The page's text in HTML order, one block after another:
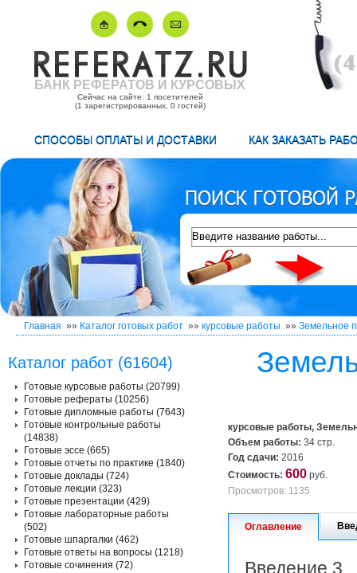
БАНК РЕФЕРАТОВ И КУРСОВЫХ
Сейчас на сайте: 1 посетителей
(1 зарегистрированных, 0 гостей)
СПОСОБЫ ОПЛАТЫ И ДОСТАВКИ КАК ЗАКАЗАТЬ
Главная »» Каталог готовых работ »» курсовые работы »» Земельное
курсовые работы,
Объем работы: 34 стр.
Год сдачи: 2016
Стоимость: 600 руб.
Просмотров: 1135
Оглавление
Введение 3
Каталог работ (61604)
Готовые курсовые работы (20799)
Готовые рефераты (10256)
Готовые дипломные работы (7643)
Готовые контрольные работы
(14838)
Готовые эссе (665)
Готовые отчеты по практике (1840)
Готовые доклады (724)
Готовые лекции (323)
Готовые презентации (429)
Готовые лабораторные работы
(502)
Готовые шпаргалки (462)
Готовые ответы на вопросы (1218)
Готовые сочинения (72)